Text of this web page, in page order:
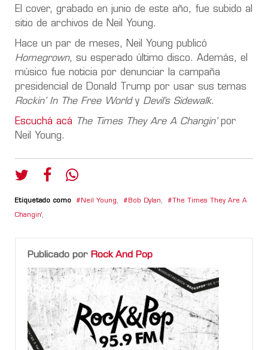
El cover, grabado en junio de este año, fue subido al
sitio de archivos de Neil Young.
Hace un par de meses, Neil Young publicó
Homegrown, su esperado último disco. Además, el
músico fue noticia por denunciar la campaña
presidencial de Donald Trump por usar sus temas
Rockin’ In The Free Worldy Devil’s Sidewalk.
Escuchá acá The Times They Are A Changin’por
Neil Young.
Etiquetado como Neil Young, Bob Dylan, The Times They Are A
Changin',
Publicado por Rock And Pop